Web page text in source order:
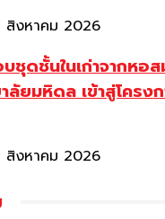
สิงหาคม 2026
ชุดชั้นในเก่าจากหอ
ลัยมหิดล เข้าสู่โครง
สิงหาคม 2026